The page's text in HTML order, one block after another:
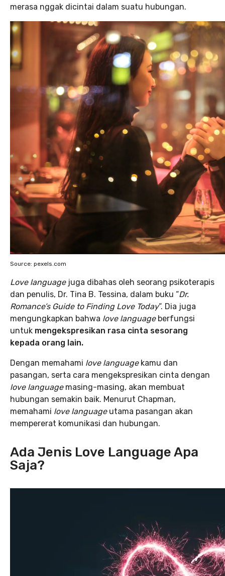
merasa nggak dicintai dalam suatu hubungan.
Source: pexels.com
Love languagejuga dibahas oleh seorang psikoterapis
dan penulis, Dr. Tina B. Tessina, dalam buku “Dr.
Romance’s Guide to Finding Love Today“. Dia juga
mengungkapkan bahwa love languageberfungsi
untuk mengekspresikan rasa cinta sesorang
kepada orang lain.
Dengan memahami love languagekamu dan
pasangan, serta cara mengekspresikan cinta dengan
love language masing-masing, akan membuat
hubungan semakin baik. Menurut Chapman,
memahami love languageutama pasangan akan
mempererat komunikasi dan hubungan.
Ada Jenis Love Language Apa
Saja?